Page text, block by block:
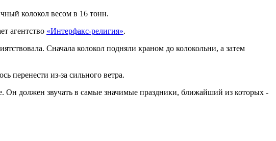
колокол весом в 16 тонн.
агентство «Интерфакс-религия».
Сначала колокол подняли краном до колокольни, а затем
перенести из-за сильного ветра.
Он должен звучать в самые значимые праздники, ближайший из которых -